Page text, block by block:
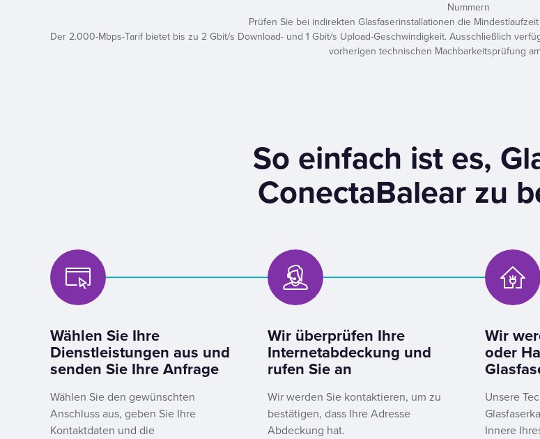
Nummern
Prüfen Sie bei indirekten Glasfaserinstallationen die
Der 2.000-Mbps-Tarif bietet bis zu 2 Gbit/s Download- und 1 Gbit/s Upload-Geschwindigkeit. Ausschließlich
vorherigen technischen Machbarkeitsprüfung
So einfach ist es,
ConectaBalear zu
Wählen Sie Ihre
Dienstleistungen aus und
senden Sie Ihre Anfrage
Wählen Sie den gewünschten
Anschluss aus, geben Sie Ihre
Kontaktdaten und die
Wir überprüfen Ihre
Internetabdeckung und
rufen Sie an
Wir werden Sie kontaktieren, um zu
bestätigen, dass Ihre Adresse
Abdeckung hat.
Wir
oder
Unsere
Innere